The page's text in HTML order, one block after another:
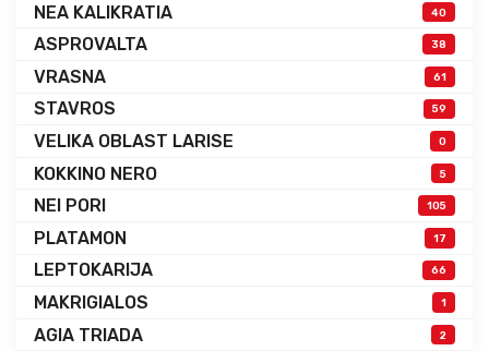
NEA KALIKRATIA 40
ASPROVALTA 38
VRASNA 61
STAVROS 59
VELIKA OBLAST LARISE 0
KOKKINO NERO 5
NEI PORI 105
PLATAMON 17
LEPTOKARIJA 66
MAKRIGIALOS 1
AGIA TRIADA 2